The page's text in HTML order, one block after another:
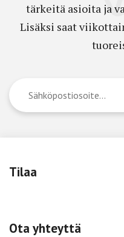
tärkeitä asioita ja
Lisäksi saat
Tilaa
Ota yhteyttä